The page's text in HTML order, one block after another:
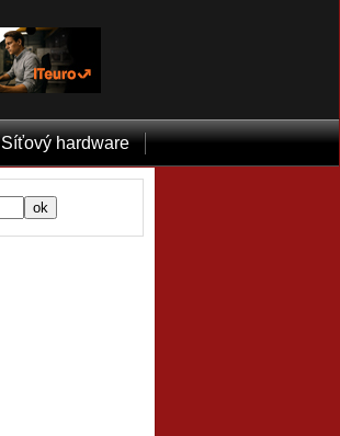
Síťový hardware